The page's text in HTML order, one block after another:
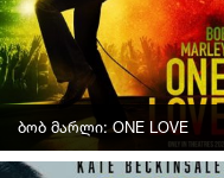
ბობ მარლი: ONE LOVE